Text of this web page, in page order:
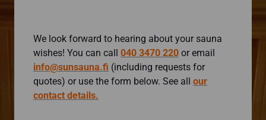
We look forward to hearing about your sauna
wishes! You can call 040 3470 220 or email
info@sunsauna.fi (including requests for
quotes) or use the form below. See all our
contact details.